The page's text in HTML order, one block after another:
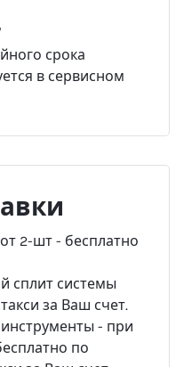
срока
в сервисном
2-шт - бесплатно
сплит системы
за Ваш счет.
- при
по